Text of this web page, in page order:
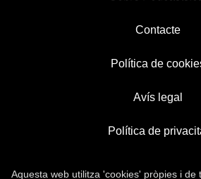
Contacte
Política de
Avís legal
Política de
Aquesta web utilitza 'cookies' pròpies i de